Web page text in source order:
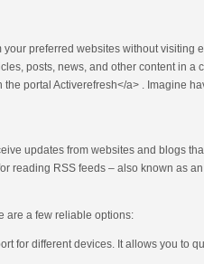
preferred websites without visiting
posts, news, and other content in a
the portal Activerefresh</a> . Imagine
updates from websites and blogs
reading RSS feeds – also known as
are a few reliable options:
for different devices. It allows you to